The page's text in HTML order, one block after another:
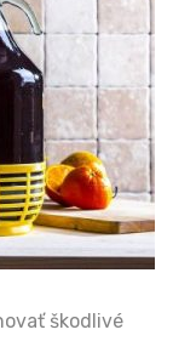
škodlivé